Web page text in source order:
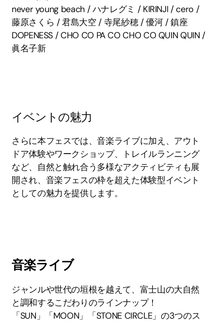
never young beach / ハナレグミ / KIRINJI / cero /
藤原さくら / 君島⼤空 / 寺尾紗穂 / 優河 / 鎮座
DOPENESS / CHO CO PA CO CHO CO QUIN QUIN /
眞名⼦新
イベントの魅力
さらに本フェスでは、音楽ライブに加え、アウト
ドア体験やワークショップ、トレイルランニング
など、自然と触れ合う多様なアクティビティも展
開され、音楽フェスの枠を超えた体験型イベント
としての魅力を提供します。
音楽ライブ
ジャンルや世代の垣根を越えて、富士山の大自然
と調和するこだわりのラインナップ！
「SUN」「MOON」「STONE CIRCLE」の3つのス